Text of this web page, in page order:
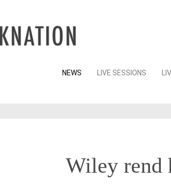
Skip
NEWS LIVE SESSIONS
Wiley rend